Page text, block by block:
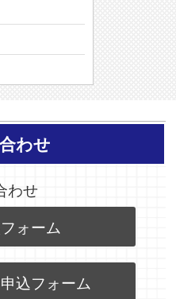
わせ
わせ
ォーム
込フォーム